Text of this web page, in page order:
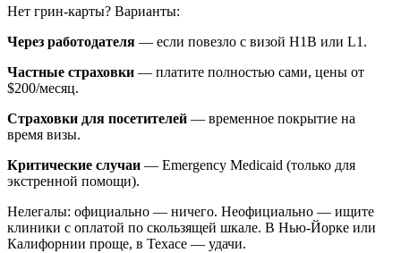
Нет грин-карты? Варианты:
Через работодателя — если повезло с визой H1B или L1.
Частные страховки — платите полностью сами, цены от
$200/месяц.
Страховки для посетителей — временное покрытие на
время визы.
Критические случаи — Emergency Medicaid (только для
экстренной помощи).
Нелегалы: официально — ничего. Неофициально — ищите
клиники с оплатой по скользящей шкале. В Нью-Йорке или
Калифорнии проще, в Техасе — удачи.